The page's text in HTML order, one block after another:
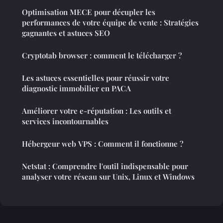
Optimisation MECE pour décupler les
performances de votre équipe de vente : Stratégies
gagnantes et astuces SEO
Cryptotab browser : comment le télécharger ?
Les astuces essentielles pour réussir votre
diagnostic immobilier en PACA
Améliorer votre e-réputation : Les outils et
services incontournables
Hébergeur web VPS : Comment il fonctionne ?
Netstat : Comprendre l'outil indispensable pour
analyser votre réseau sur Unix, Linux et Windows